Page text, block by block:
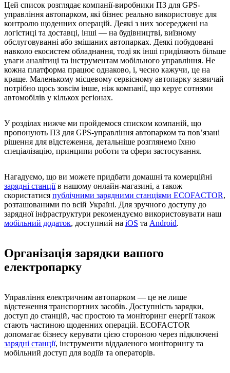
Цей список розглядає компанії-виробники ПЗ для GPS-
управління автопарком, які бізнес реально використовує для
контролю щоденних операцій. Деякі з них зосереджені на
логістиці та доставці, інші — на будівництві, виїзному
обслуговуванні або змішаних автопарках. Деякі побудовані
навколо екосистем обладнання, тоді як інші приділяють більше
уваги аналітиці та інструментам мобільного управління. Не
кожна платформа працює однаково, і, чесно кажучи, це на
краще. Маленькому місцевому сервісному автопарку зазвичай
потрібно щось зовсім інше, ніж компанії, що керує сотнями
автомобілів у кількох регіонах.
У розділах нижче ми пройдемося списком компаній, що
пропонують ПЗ для GPS-управління автопарком та пов’язані
рішення для відстеження, детальніше розглянемо їхню
спеціалізацію, принципи роботи та сфери застосування.
Нагадуємо, що ви можете придбати домашні та комерційні
зарядні станціїв нашому онлайн-магазині, а також
скористатися публічними зарядними станціями ECOFACTOR,
розташованими по всій Україні. Для зручного доступу до
зарядної інфраструктури рекомендуємо використовувати наш
мобільний додаток, доступний на iOS та Android.
Організація зарядки вашого
електропарку
Управління електричним автопарком — це не лише
відстеження транспортних засобів. Доступність зарядки,
доступ до станцій, час простою та моніторинг енергії також
стають частиною щоденних операцій. ECOFACTOR
допомагає бізнесу керувати цією стороною через підключені
зарядні станції, інструменти віддаленого моніторингу та
мобільний доступ для водіїв та операторів.